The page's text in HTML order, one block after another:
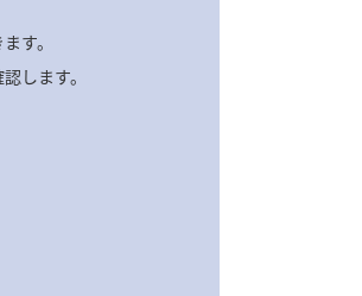
す。
します。